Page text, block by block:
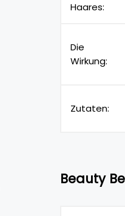
Haares:
Die
Wirkung:
Zutaten:
Beauty